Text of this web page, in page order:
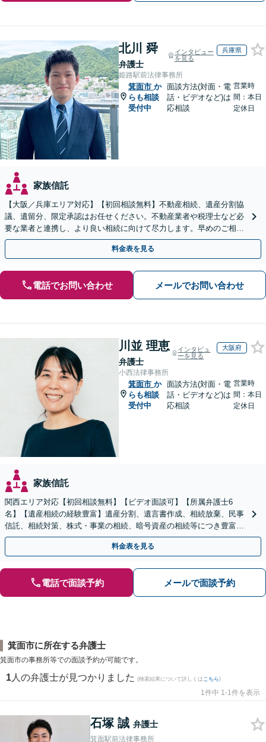
北川 舜
弁護士
インタビュー
を見る
兵庫県
姫路駅前法律事務所
箕面市 か
らも相談
受付中
面談方法(対面・電
話・ビデオなど)は
応相談
営業時
間：本日
定休日
家族信託
【大阪／兵庫エリア対応】【初回相談無料】不動産相続、遺産分割協
議、遺留分、限定承認はお任せください。不動産業者や税理士など必
要な業者と連携し、より良い相続に向けて尽力します。早めのご相談
が複雑化を防ぐカギとなります【休日相談可】
料金表を見る
電話でお問い合わせ メールでお問い合わせ
川並 理恵
弁護士
インタビュ
ーを見る
大阪府
小西法律事務所
箕面市 か
らも相談
受付中
面談方法(対面・電
話・ビデオなど)は
応相談
営業時
間：本日
定休日
家族信託
関西エリア対応【初回相談無料】【ビデオ面談可】【所属弁護士6
名】【遺産相続の経験豊富】遺産分割、遺言書作成、相続放棄、民事
信託、相続対策、株式・事業の相続、暗号資産の相続等につき豊富な
対応実績。【バリアフリー】【完全個室対応】
料金表を見る
電話で面談予約 メールで面談予約
箕面市に所在する弁護士
箕面市の事務所等での面談予約が可能です。
1 人の弁護士が見つかりました (検索結果について詳しくは こちら)
1件中 1-1件を表示
石塚 誠 弁護士
箕面駅前法律事務所